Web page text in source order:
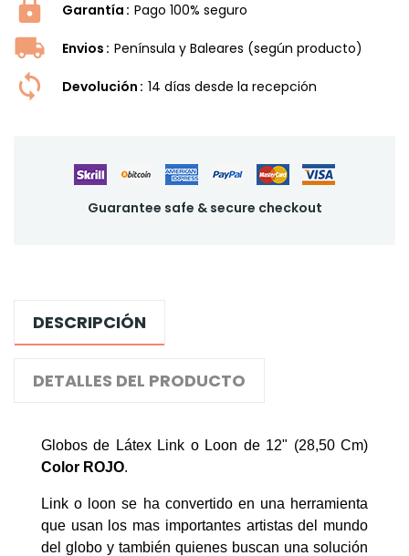
Garantía Pago 100% seguro
Envios Península y Baleares (según producto)
Devolución 14 dí­as desde la recepción
Guarantee safe & secure checkout
DESCRIPCIÓN
DETALLES DEL PRODUCTO
Globos de Látex Link o Loon de 12" (28,50 Cm)
Color ROJO.
Link o loon se ha convertido en una herramienta
que usan los mas importantes artistas del mundo
del globo y también quienes buscan una solución